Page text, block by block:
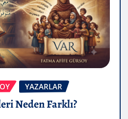
YAZARLAR
Neden Farklı?